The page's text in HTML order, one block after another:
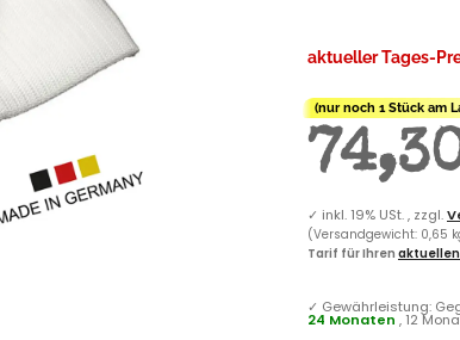
aktueller Tages-
(nur noch 1 Stück am
✓ inkl. 19% USt. , zzgl.
(Versandgewicht: 0,65
Tarif für Ihren aktuellen
✓ Gewährleistung:
24 Monaten , 12